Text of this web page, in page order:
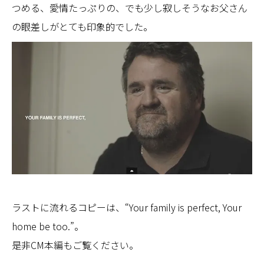
つめる、愛情たっぷりの、でも少し寂しそうなお父さん
の眼差しがとても印象的でした。
ラストに流れるコピーは、“Your family is perfect, Your
home be too.”。
是非CM本編もご覧ください。